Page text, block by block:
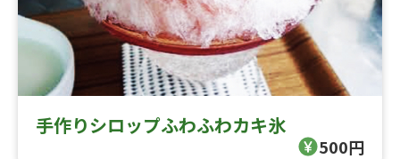
手作りシロップふわふわカキ氷
500円